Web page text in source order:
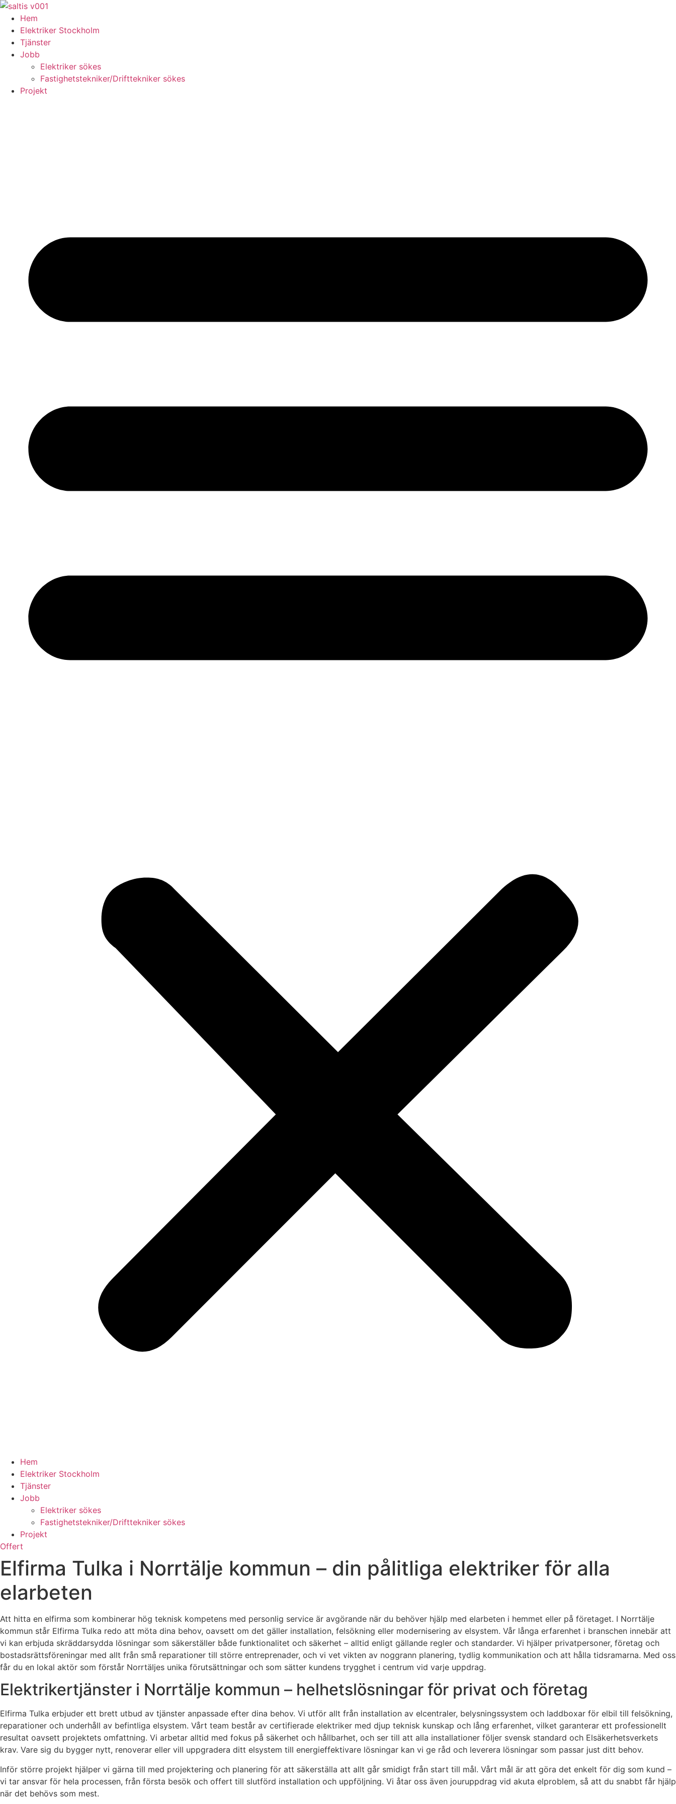
Skip
content
Hem
Elektriker Stockholm
Tjänster
Jobb
Elektriker sökes
Fastighetstekniker/Drifttekniker sökes
Projekt
Hem
Elektriker Stockholm
Tjänster
Jobb
Elektriker sökes
Fastighetstekniker/Drifttekniker sökes
Projekt
Offert
Elfirma Tulka i Norrtälje kommun – din pålitliga elektriker för alla
elarbeten
Att hitta en elfirma som kombinerar hög teknisk kompetens med personlig service är avgörande när du behöver hjälp med elarbeten i hemmet eller på företaget. I Norrtälje
kommun står Elfirma Tulka redo att möta dina behov, oavsett om det gäller installation, felsökning eller modernisering av elsystem. Vår långa erfarenhet i branschen innebär att
vi kan erbjuda skräddarsydda lösningar som säkerställer både funktionalitet och säkerhet – alltid enligt gällande regler och standarder. Vi hjälper privatpersoner, företag och
bostadsrättsföreningar med allt från små reparationer till större entreprenader, och vi vet vikten av noggrann planering, tydlig kommunikation och att hålla tidsramarna. Med oss
får du en lokal aktör som förstår Norrtäljes unika förutsättningar och som sätter kundens trygghet i centrum vid varje uppdrag.
Elektrikertjänster i Norrtälje kommun – helhetslösningar för privat och företag
Elfirma Tulka erbjuder ett brett utbud av tjänster anpassade efter dina behov. Vi utför allt från installation av elcentraler, belysningssystem och laddboxar för elbil till felsökning,
reparationer och underhåll av befintliga elsystem. Vårt team består av certifierade elektriker med djup teknisk kunskap och lång erfarenhet, vilket garanterar ett professionellt
resultat oavsett projektets omfattning. Vi arbetar alltid med fokus på säkerhet och hållbarhet, och ser till att alla installationer följer svensk standard och Elsäkerhetsverkets
krav. Vare sig du bygger nytt, renoverar eller vill uppgradera ditt elsystem till energieffektivare lösningar kan vi ge råd och leverera lösningar som passar just ditt behov.
Inför större projekt hjälper vi gärna till med projektering och planering för att säkerställa att allt går smidigt från start till mål. Vårt mål är att göra det enkelt för dig som kund –
vi tar ansvar för hela processen, från första besök och offert till slutförd installation och uppföljning. Vi åtar oss även jouruppdrag vid akuta elproblem, så att du snabbt får hjälp
när det behövs som mest.